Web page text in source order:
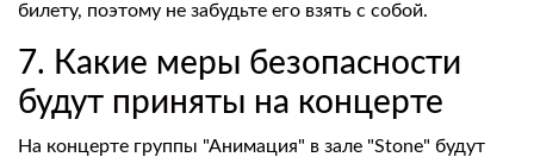
билету, поэтому не забудьте его взять с собой.
7. Какие меры безопасности
будут приняты на концерте
На концерте группы "Анимация" в зале "Stone" будут